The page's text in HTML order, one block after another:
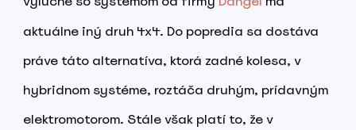
aktuálne iný druh 4x4. Do popredia sa dostáva
práve táto alternatíva, ktorá zadné kolesa, v
hybridnom systéme, roztáča druhým, prídavným
elektromotorom. Stále však platí to, že v